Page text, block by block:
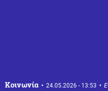
Κοινωνία 24.05.2026 - 13:53